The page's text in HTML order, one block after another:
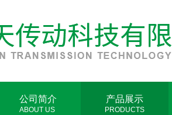
公司简介
ABOUT US
产品展示
PRODUCTS